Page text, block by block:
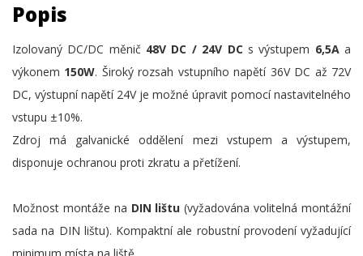
Popis
Izolovaný DC/DC měnič 48V DC / 24V DC s výstupem 6,5Aa
výkonem 150W. Široký rozsah vstupního napětí 36V DC až 72V
DC, výstupní napětí 24V je možné úpravit pomocí nastavitelného
vstupu ±10%.
Zdroj má galvanické oddělení mezi vstupem a výstupem,
disponuje ochranou proti zkratu a přetížení.
Možnost montáže na DIN lištu(vyžadována volitelná montážní
sada na DIN lištu). Kompaktní ale robustní provodení vyžadující